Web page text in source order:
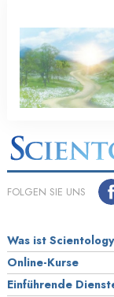
FOLGEN SIE UNS
Was ist
Online-Kurse
Einführende